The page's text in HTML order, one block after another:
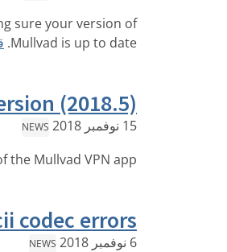
sure your version of
Mullvad is up to date.
(2018.5)
15 نوفمبر 2018 NEWS
Mullvad VPN app!
codec errors
6 نوفمبر 2018 NEWS